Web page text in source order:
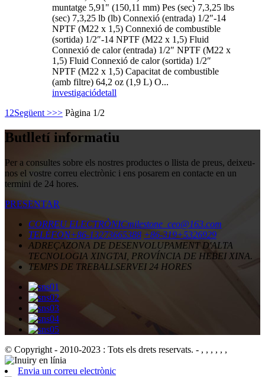
muntatge 5,91" (150,11 mm) Pes (sec) 7,3,25 lbs
(sec) 7,3,25 lb (lb) Connexió (entrada) 1/2″-14
NPTF (M22 x 1,5) Connexió de combustible
(sortida) 1/2″-14 NPTF (M22 x 1,5) Fluid
Connexió de calor (entrada) 1/2″ NPTF (M22 x
1,5) Fluid Connexió de calor (sortida) 1/2″
NPTF (M22 x 1,5) Capacitat de combustible
(amb filtre) 64,2 oz (1,9 L) O...
investigaciódetall
1 2Següent >>> Pàgina 1/2
Butlletí informatiu
Per a consultes sobre els nostres productes o llista de preus, deixeu-
nos el vostre correu electrònic i ens posarem en contacte en un
termini de 24 hores.
PRESENTAR
CORREU ELECTRÒNICmilestone_ceo@163.com
TELÈFON+86-13273665388 +86-319+5326929
ADREÇAZONA DE DESENVOLUPAMENT D'ALTA
TECNOLOGIA XINGTAI, PROVÍNCIA DE HEBEI XINA.
TEMPS DE TREBALLSERVEI 24 HORES
© Copyright - 2010-2023 : Tots els drets reservats. - , , , , , ,
Envia un correu electrònic